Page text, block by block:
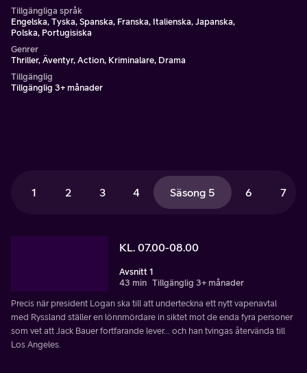
Tillgängliga språk
Engelska, Tyska, Spanska, Franska, Italienska, Japanska,
Polska, Portugisiska
Genrer
Thriller, Äventyr, Action, Kriminalare, Drama
Tillgänglig
Tillgänglig 3+ månader
1 2 3 4 Säsong 5 6 7
KL. 07.00-08.00
Avsnitt 1
43 min Tillgänglig 3+ månader
Precis när president Logan ska till att underteckna ett nytt vapenavtal
med Ryssland ställer en lönnmördare in siktet mot de enda fyra personer
som vet att Jack Bauer fortfarande lever... och han tvingas återvända till
Los Angeles.